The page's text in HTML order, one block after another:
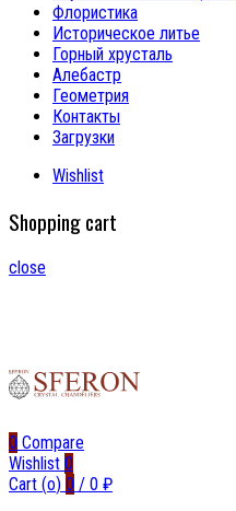
Флористика
Историческое литье
Горный хрусталь
Алебастр
Геометрия
Контакты
Загрузки
Wishlist
Shopping cart
close
0 Compare
Wishlist 0
Cart (o) 0 / 0 ₽